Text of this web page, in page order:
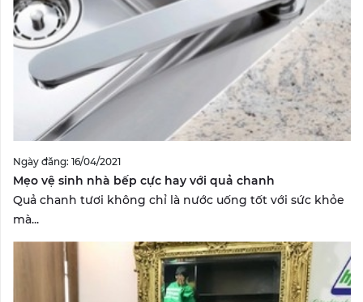
Ngày đăng: 16/04/2021
Mẹo vệ sinh nhà bếp cực hay với quả chanh
Quả chanh tươi không chỉ là nước uống tốt với sức khỏe
mà...